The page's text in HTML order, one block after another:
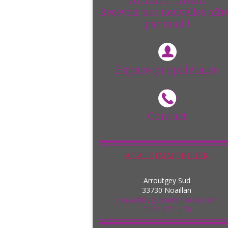
Recevoir nos nouvelles
par mail !
Espace propriétaire
Contact
AGATE IMMOBILIER
Arroutgey Sud
33730 Noaillan
contact@agate-immobilier.com
06 83 87 11 76